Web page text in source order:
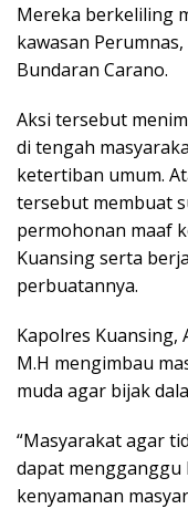
Mereka berkeliling
kawasan
Bundaran Carano.
Aksi tersebut
di tengah
ketertiban umum.
tersebut membuat
permohonan maaf
Kuansing serta
perbuatannya.
Kapolres Kuansing,
M.H mengimbau
muda agar bijak
“Masyarakat agar
dapat
kenyamanan